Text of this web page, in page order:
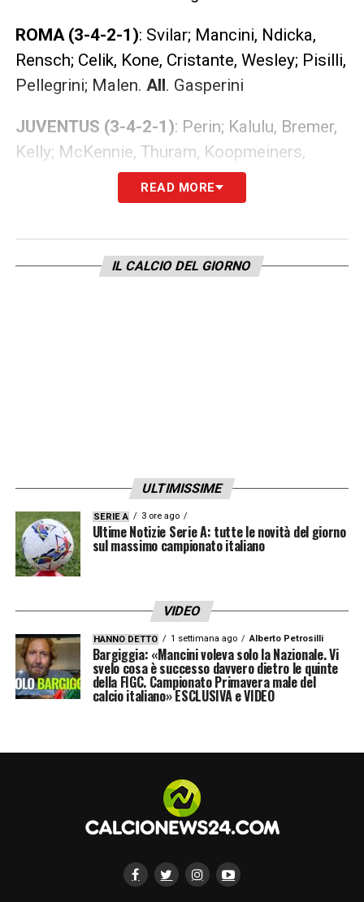
ROMA (3-4-2-1): Svilar; Mancini, Ndicka,
Rensch; Celik, Kone, Cristante, Wesley; Pisilli,
Pellegrini; Malen. All. Gasperini
JUVENTUS (3-4-2-1): Perin; Kalulu, Bremer,
Kelly; McKennie, Thuram, Koopmeiners,
Cambiaso; Conceicao, Yildiz; David.
Ultime Notizie Serie A: tutte le novità del
giorno sul massimo campionato italiano
READ MORE
IL CALCIO DEL GIORNO
ULTIMISSIME
SERIE A 3 ore ago
Ultime Notizie Serie A: tutte le novità del giorno
sul massimo campionato italiano
VIDEO
HANNO DETTO 1 settimana ago Alberto Petrosilli
Bargiggia: «Mancini voleva solo la Nazionale. Vi
svelo cosa è successo davvero dietro le quinte
della FIGC. Campionato Primavera male del
calcio italiano» ESCLUSIVA e VIDEO